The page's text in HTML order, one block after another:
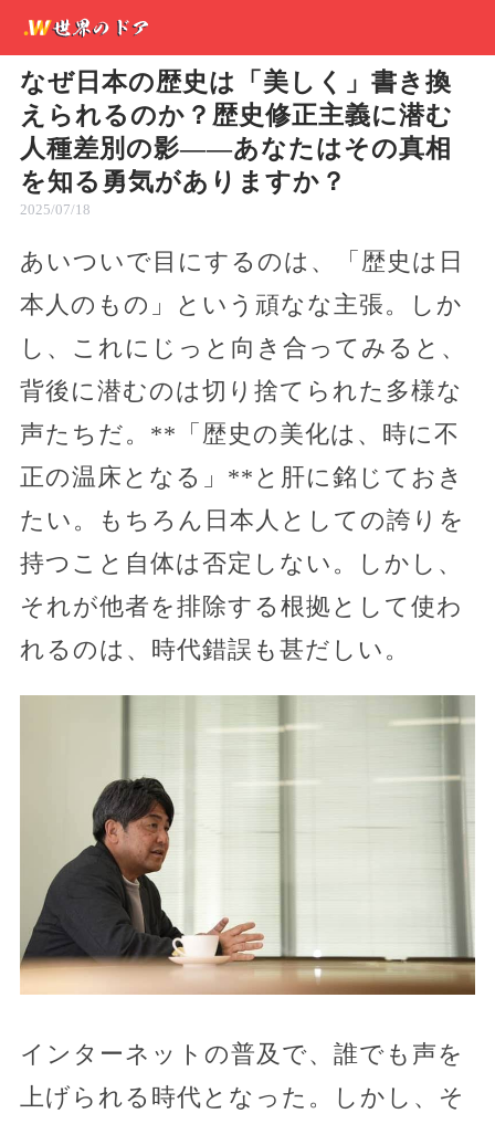
なぜ日本の歴史は「美しく」書き換
えられるのか？歴史修正主義に潜む
人種差別の影――あなたはその真相
を知る勇気がありますか？
2025/07/18
あいついで目にするのは、「歴史は日
本人のもの」という頑なな主張。しか
し、これにじっと向き合ってみると、
背後に潜むのは切り捨てられた多様な
声たちだ。**「歴史の美化は、時に不
正の温床となる」**と肝に銘じておき
たい。もちろん日本人としての誇りを
持つこと自体は否定しない。しかし、
それが他者を排除する根拠として使わ
れるのは、時代錯誤も甚だしい。
インターネットの普及で、誰でも声を
上げられる時代となった。しかし、そ